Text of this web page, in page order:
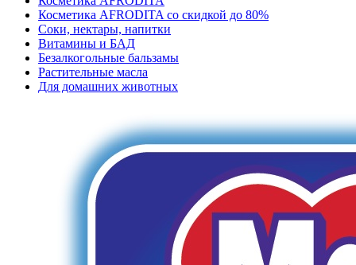
Косметика AFRODITA со скидкой до 80%
Соки, нектары, напитки
Витамины и БАД
Безалкогольные бальзамы
Растительные масла
Для домашних животных